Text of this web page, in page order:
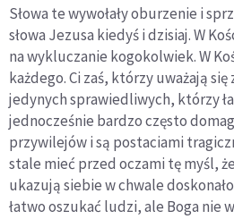
Słowa te wywołały oburzenie i
słowa Jezusa kiedyś i dzisiaj. W
na wykluczanie kogokolwiek. W
każdego. Ci zaś, którzy uważają
jedynych sprawiedliwych, którzy
jednocześnie bardzo często
przywilejów i są postaciami
stale mieć przed oczami tę myśl,
ukazują siebie w chwale
łatwo oszukać ludzi, ale Boga nie